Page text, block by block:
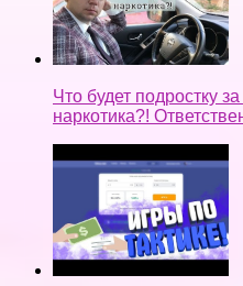
Что будет подростку
наркотика?!